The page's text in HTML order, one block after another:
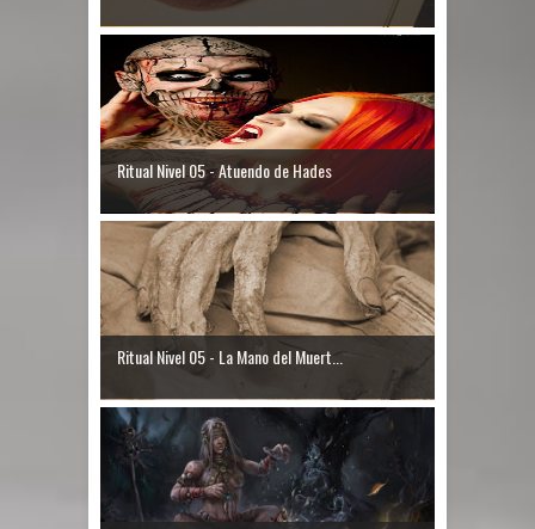
Ritual Nivel 05 - Atuendo de Hades
Ritual Nivel 05 - La Mano del Muert...